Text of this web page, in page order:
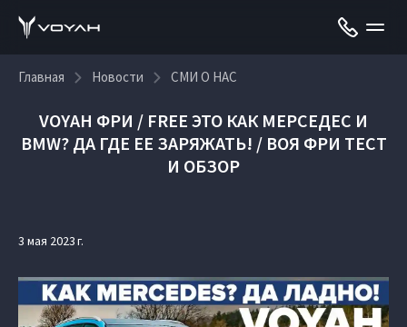
Главная Новости СМИ О НАС
VOYAH ФРИ / FREE ЭТО КАК МЕРСЕДЕС И
BMW? ДА ГДЕ ЕЕ ЗАРЯЖАТЬ! / ВОЯ ФРИ ТЕСТ
И ОБЗОР
3 мая 2023 г.